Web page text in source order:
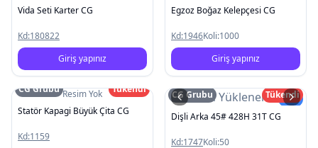
Vida Seti Karter CG
Kd:180822
Giriş yapınız
Egzoz Boğaz Kelepçesi CG
Kd:1946Koli:1000
Giriş yapınız
Resim Yok
CG Grubu
Tükendi
Statör Kapagi Büyük Çita CG
Kd:1159
Resim YüklenemediYeni
CG Grubu
Tükendi
Dişli Arka 45# 428H 31T CG
Kd:1747Koli:50